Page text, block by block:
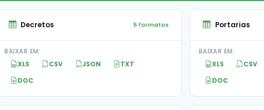
Decretos 5 formatos
BAIXAR EM:
XLS CSV JSON
TXT
DOC
Portarias
BAIXAR EM:
XLS CSV
DOC